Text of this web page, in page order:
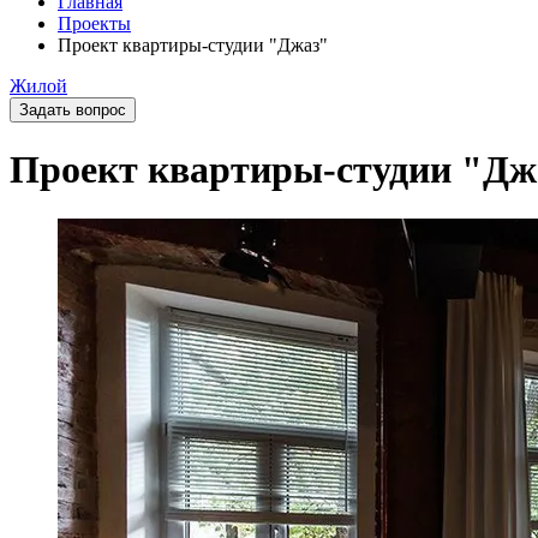
Проекты
Проект квартиры-студии "Джаз"
Жилой
Задать вопрос
Проект квартиры-студии